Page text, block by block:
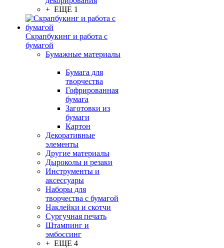
+ ЕЩЕ 1
Скрапбукинг и работа с
бумагой
Бумажные материалы
Бумага для
творчества
Гофрированная
бумага
Заготовки из
бумаги
Картон
Декоративные
элементы
Другие материалы
Дыроколы и резаки
Инструменты и
аксессуары
Наборы для
творчества с бумагой
Наклейки и скотчи
Сургучная печать
Штампинг и
эмбоссинг
+ ЕЩЕ 4